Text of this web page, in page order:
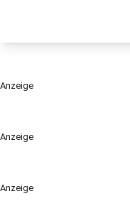
Anzeige
Anzeige
Anzeige